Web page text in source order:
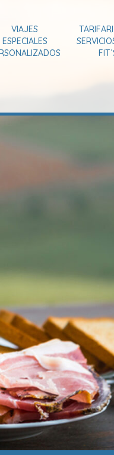
VIAJES
ESPECIALES